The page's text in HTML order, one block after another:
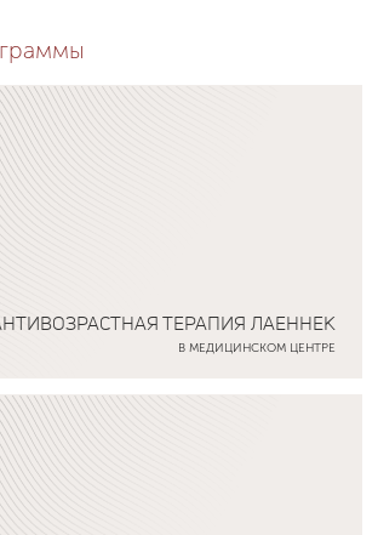
ТЕРАПИЯ ЛАЕННЕК
В МЕДИЦИНСКОМ ЦЕНТРЕ